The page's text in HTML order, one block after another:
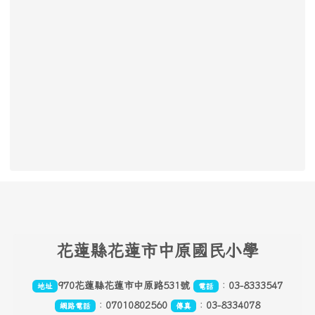
花蓮縣花蓮市中原國民小學
地址 970花蓮縣花蓮市中原路531號 電話 ： 03-8333547
網路電話 ： 07010802560 傳真 ： 03-8334078